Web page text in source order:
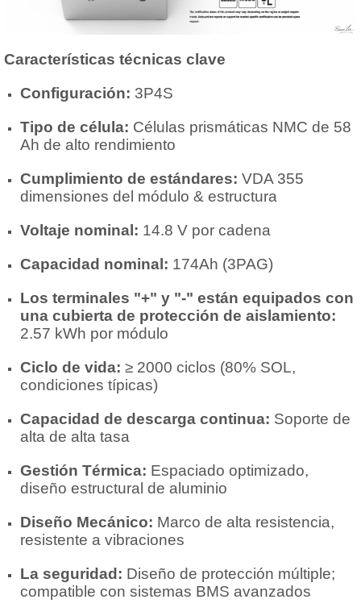
Características técnicas clave
Configuración: 3P4S
Tipo de célula: Células prismáticas NMC de 58
Ah de alto rendimiento
Cumplimiento de estándares: VDA 355
dimensiones del módulo & estructura
Voltaje nominal: 14.8 V por cadena
Capacidad nominal: 174Ah (3PAG)
Los terminales "+" y "-" están equipados con
una cubierta de protección de aislamiento:
2.57 kWh por módulo
Ciclo de vida: ≥ 2000 ciclos (80% SOL,
condiciones típicas)
Capacidad de descarga continua: Soporte de
alta de alta tasa
Gestión Térmica: Espaciado optimizado,
diseño estructural de aluminio
Diseño Mecánico: Marco de alta resistencia,
resistente a vibraciones
La seguridad: Diseño de protección múltiple;
compatible con sistemas BMS avanzados